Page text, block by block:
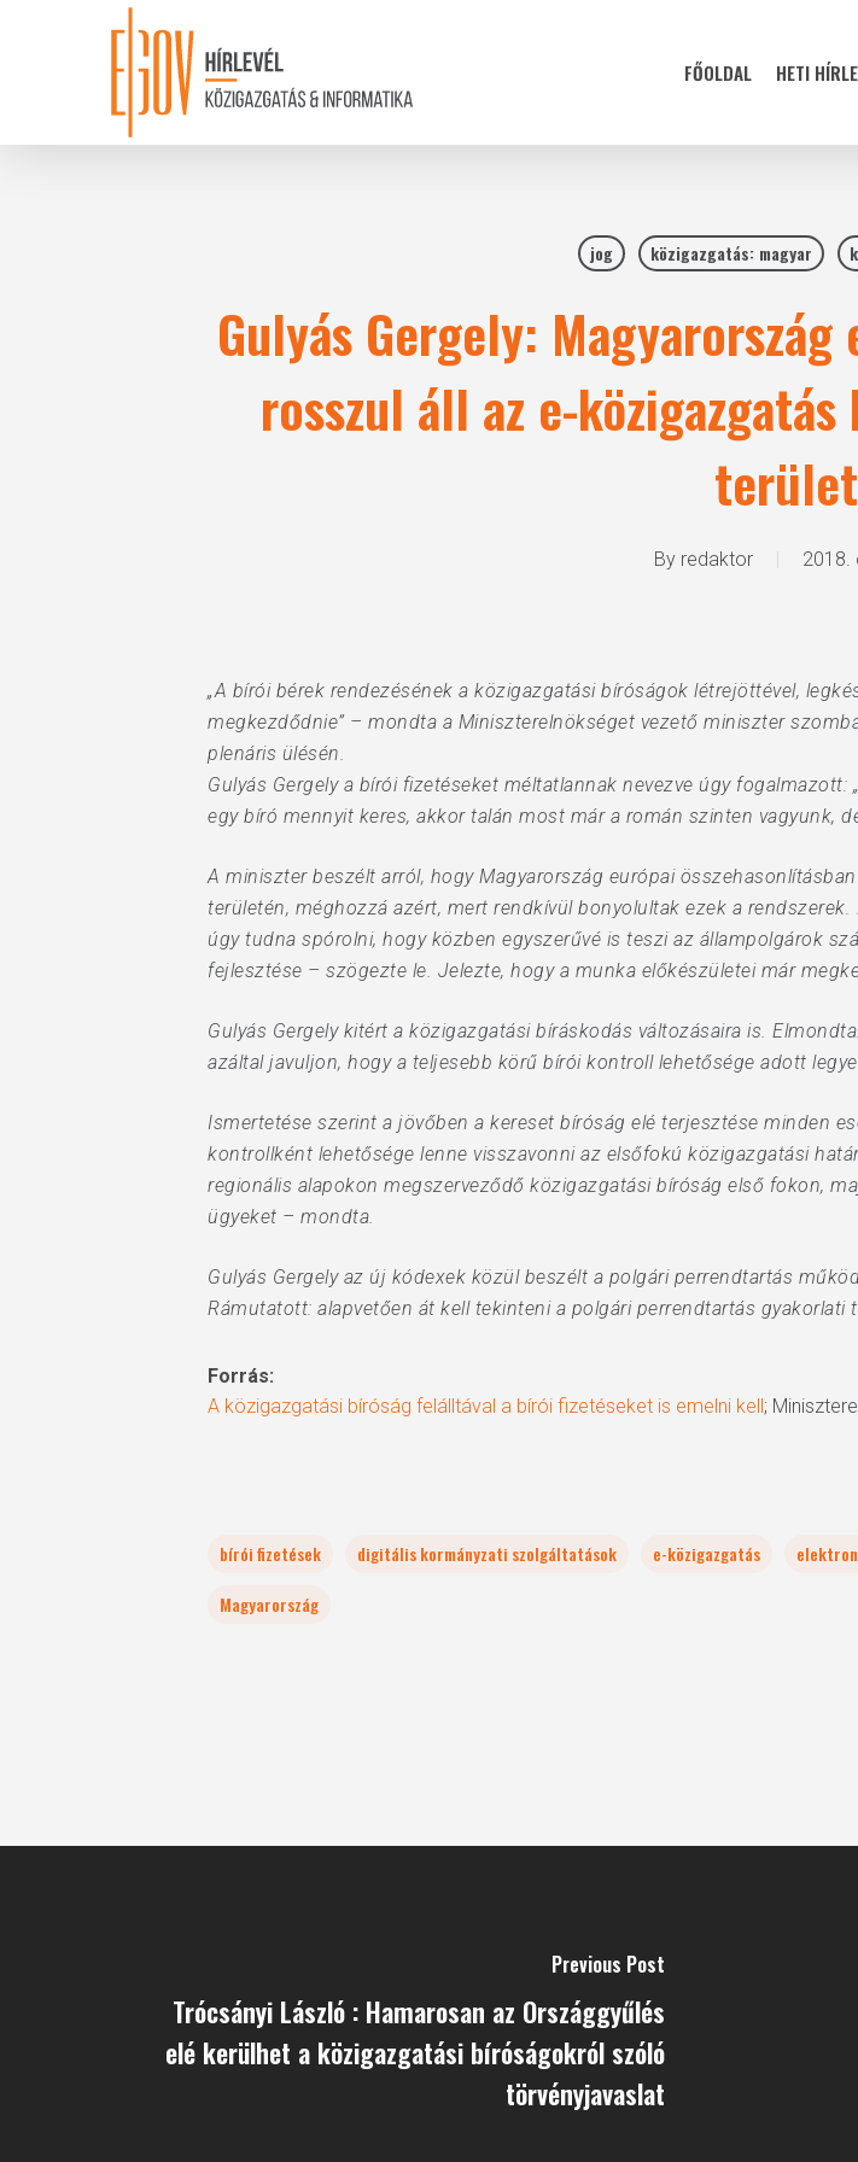
FŐOLDAL HETI
jog közigazgatás: magyar
Gulyás Gergely:
rosszul áll az e-
By redaktor 2018.
„A bírói bérek rendezésének a közigazgatási bíróságok létrejöttével,
megkezdődnie” – mondta a Miniszterelnökséget vezető miniszter
plenáris ülésén.
Gulyás Gergely a bírói fizetéseket méltatlannak nevezve úgy
egy bíró mennyit keres, akkor talán most már a román szinten vagyunk,
A miniszter beszélt arról, hogy Magyarország európai
területén, méghozzá azért, mert rendkívül bonyolultak ezek a
úgy tudna spórolni, hogy közben egyszerűvé is teszi az állampolgárok
fejlesztése – szögezte le. Jelezte, hogy a munka előkészületei már
Gulyás Gergely kitért a közigazgatási bíráskodás változásaira is.
azáltal javuljon, hogy a teljesebb körű bírói kontroll lehetősége adott
Ismertetése szerint a jövőben a kereset bíróság elé terjesztése minden
kontrollként lehetősége lenne visszavonni az elsőfokú közigazgatási
regionális alapokon megszerveződő közigazgatási bíróság első fokon,
ügyeket – mondta.
Gulyás Gergely az új kódexek közül beszélt a polgári perrendtartás
Rámutatott: alapvetően át kell tekinteni a polgári perrendtartás
Forrás:
A közigazgatási bíróság felálltával a bírói fizetéseket is emelni kell;
bírói fizetések digitális kormányzati szolgáltatások e-közigazgatás
Magyarország
Previous Post
Trócsányi László : Hamarosan az Országgyűlés
elé kerülhet a közigazgatási bíróságokról szóló
törvényjavaslat